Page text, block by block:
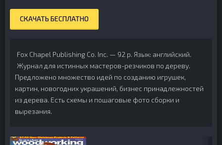
СКАЧАТЬ БЕСПЛАТНО
Fox Chapel Publishing Co. Inc. — 92 p. Язык: английский.
Журнал для истинных мастеров-резчиков по дереву.
Предложено множество идей по созданию игрушек,
картин, новогодних украшений, бизнес принадлежностей
из дерева. Есть схемы и пошаговые фото сборки и
вырезания.